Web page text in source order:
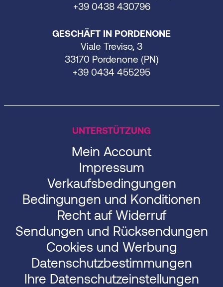
+39 0438 430796
GESCHÄFT IN PORDENONE
Viale Treviso, 3
33170 Pordenone (PN)
+39 0434 455295
UNTERSTÜTZUNG
Mein Account
Impressum
Verkaufsbedingungen
Bedingungen und Konditionen
Recht auf Widerruf
Sendungen und Rücksendungen
Cookies und Werbung
Datenschutzbestimmungen
Ihre Datenschutzeinstellungen